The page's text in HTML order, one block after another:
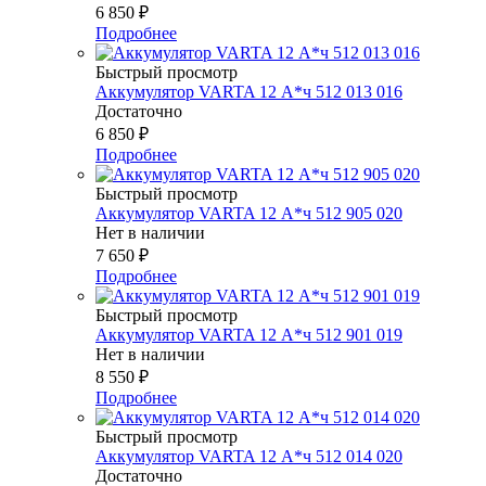
6 850 ₽
Подробнее
Быстрый просмотр
Аккумулятор VARTA 12 А*ч 512 013 016
Достаточно
6 850 ₽
Подробнее
Быстрый просмотр
Аккумулятор VARTA 12 А*ч 512 905 020
Нет в наличии
7 650 ₽
Подробнее
Быстрый просмотр
Аккумулятор VARTA 12 А*ч 512 901 019
Нет в наличии
8 550 ₽
Подробнее
Быстрый просмотр
Аккумулятор VARTA 12 А*ч 512 014 020
Достаточно